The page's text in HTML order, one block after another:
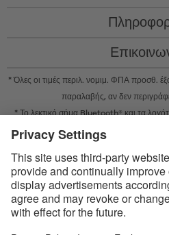
* Όλες οι τιμές περιλ. νομιμ. ΦΠΑ προσθ.
παραλαβής, αν δεν
* Το λεκτικό σήμα Bluetooth® και τα
Bluetooth SIG, Inc. και η χρήση
Το Apple, το λογότυπο Apple και το Apple
Apple Inc. Το Google Play και το
σήματα της